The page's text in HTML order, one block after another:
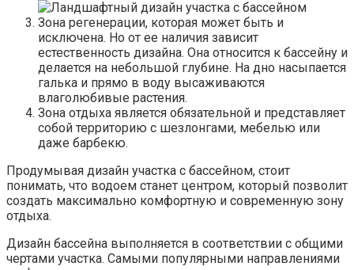
Зона регенерации, которая может быть и
исключена. Но от ее наличия зависит
естественность дизайна. Она относится к бассейну и
делается на небольшой глубине. На дно насыпается
галька и прямо в воду высаживаются
влаголюбивые растения.
Зона отдыха является обязательной и представляет
собой территорию с шезлонгами, мебелью или
даже барбекю.
Продумывая дизайн участка с бассейном, стоит
понимать, что водоем станет центром, который позволит
создать максимально комфортную и современную зону
отдыха.
Дизайн бассейна выполняется в соответствии с общими
чертами участка. Самыми популярными направлениями